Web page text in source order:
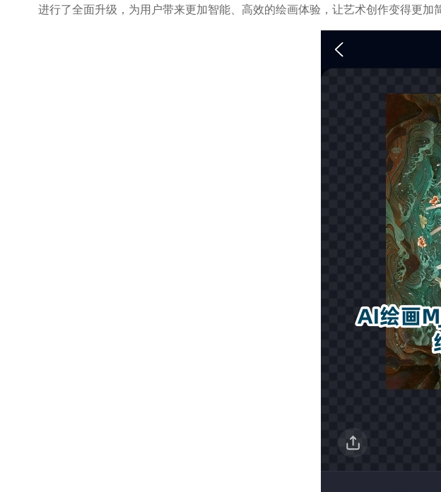
进行了全面升级，为用户带来更加智能、高效的绘画体验，让艺术创作变得更加